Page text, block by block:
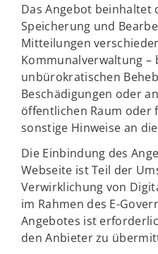
Das Angebot beinhaltet
Speicherung und
Mitteilungen
Kommunalverwaltung –
unbürokratischen
Beschädigungen oder
öffentlichen Raum
sonstige Hinweise an
Die Einbindung des
Webseite ist Teil der
Verwirklichung von
im Rahmen des E-
Angebotes ist
den Anbieter zu